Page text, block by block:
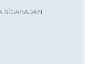
SİGARADAN